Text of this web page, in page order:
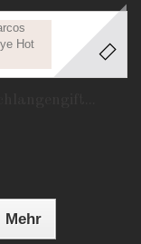
Mehr